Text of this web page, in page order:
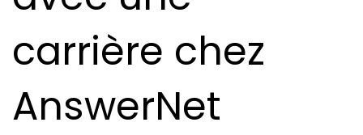
carrière chez
AnswerNet